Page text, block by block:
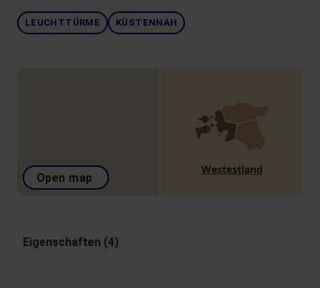
LEUCHTTÜRME KÜSTENNAH
Open map
Westestland
Eigenschaften (4)